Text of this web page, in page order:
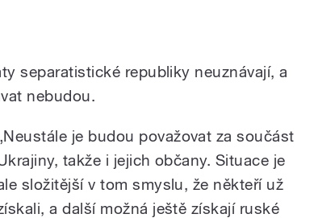
separatistické republiky neuznávají, a
nebudou.
je budou považovat za součást
takže i jejich občany. Situace je
složitější v tom smyslu, že někteří už
a další možná ještě získají ruské